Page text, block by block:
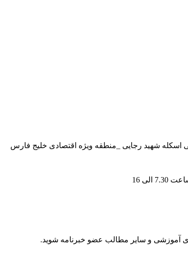
شهید رجایی _منطقه ویژه اقتصادی خلیج فارس
16
آموزشی و سایر مطالب عضو خبرنامه شوید.